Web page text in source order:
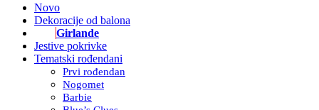
Novo
Dekoracije od balona
Girlande
Jestive pokrivke
Tematski rođendani
Prvi rođendan
Nogomet
Barbie